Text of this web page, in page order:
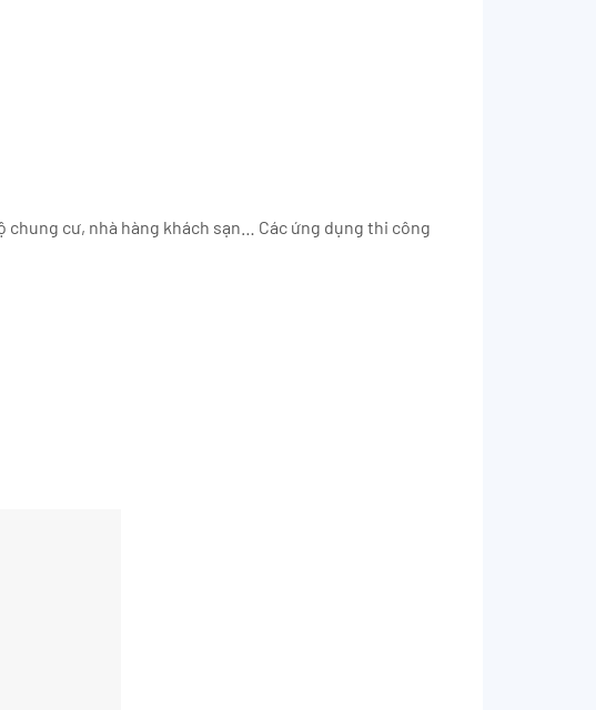
cư, nhà hàng khách sạn… Các ứng dụng thi công